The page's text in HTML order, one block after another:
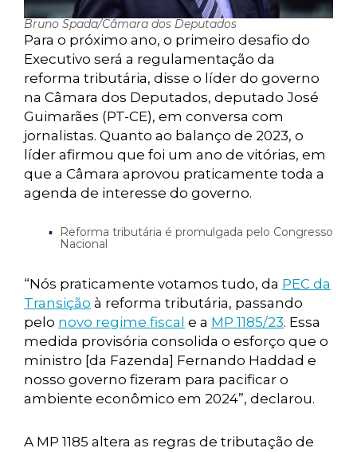
Bruno Spada/Câmara dos Deputados
Para o próximo ano, o primeiro desafio do
Executivo será a regulamentação da
reforma tributária, disse o líder do governo
na Câmara dos Deputados, deputado José
Guimarães (PT-CE), em conversa com
jornalistas. Quanto ao balanço de 2023, o
líder afirmou que foi um ano de vitórias, em
que a Câmara aprovou praticamente toda a
agenda de interesse do governo.
Reforma tributária é promulgada pelo Congresso
Nacional
“Nós praticamente votamos tudo, da PEC da
Transição à reforma tributária, passando
pelo novo regime fiscal e a MP 1185/23. Essa
medida provisória consolida o esforço que o
ministro [da Fazenda] Fernando Haddad e
nosso governo fizeram para pacificar o
ambiente econômico em 2024”, declarou.
A MP 1185 altera as regras de tributação de